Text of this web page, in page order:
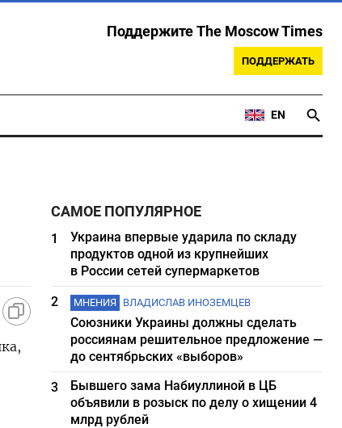
Поддержите The Moscow Times
ПОДДЕРЖАТЬ
EN
САМОЕ ПОПУЛЯРНОЕ
1
Украина впервые ударила по складу
продуктов одной из крупнейших
в России сетей супермаркетов
2
МНЕНИЯ ВЛАДИСЛАВ ИНОЗЕМЦЕВ
Союзники Украины должны сделать
россиянам решительное предложение —
до сентябрьских «выборов»
3
Бывшего зама Набиуллиной в ЦБ
объявили в розыск по делу о хищении 4
млрд рублей